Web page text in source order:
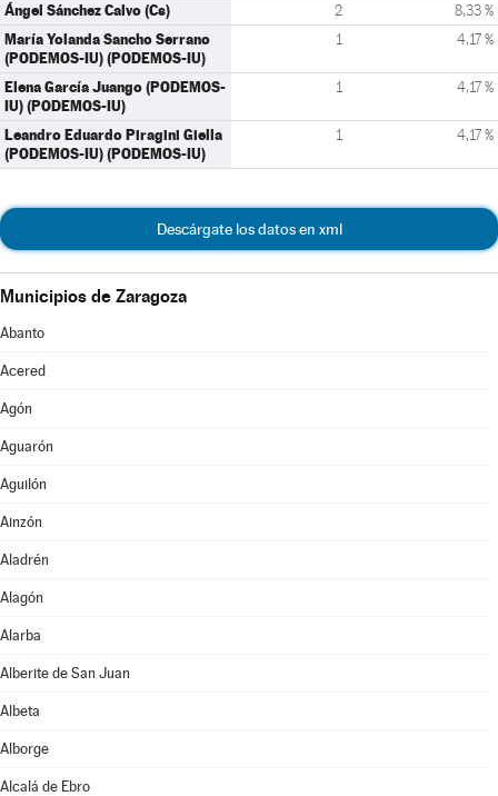
Ángel Sánchez Calvo (Cs) 2 8,33 %
María Yolanda Sancho Serrano
(PODEMOS-IU) (PODEMOS-IU)
1 4,17 %
Elena García Juango (PODEMOS-
IU) (PODEMOS-IU)
1 4,17 %
Leandro Eduardo Piragini Giella
(PODEMOS-IU) (PODEMOS-IU)
1 4,17 %
Descárgate los datos en xml
Municipios de Zaragoza
Abanto
Acered
Agón
Aguarón
Aguilón
Ainzón
Aladrén
Alagón
Alarba
Alberite de San Juan
Albeta
Alborge
Alcalá de Ebro